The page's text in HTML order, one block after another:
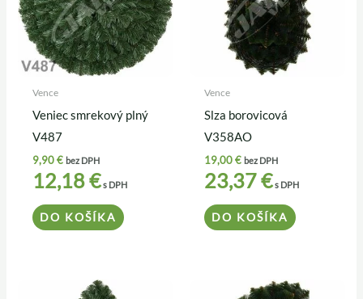
Vence
Veniec smrekový plný
V487
9,90€ bez DPH
12,18€s DPH
DO KOŠÍKA
Vence
Slza borovicová
V358AO
19,00€ bez DPH
23,37€s DPH
DO KOŠÍKA